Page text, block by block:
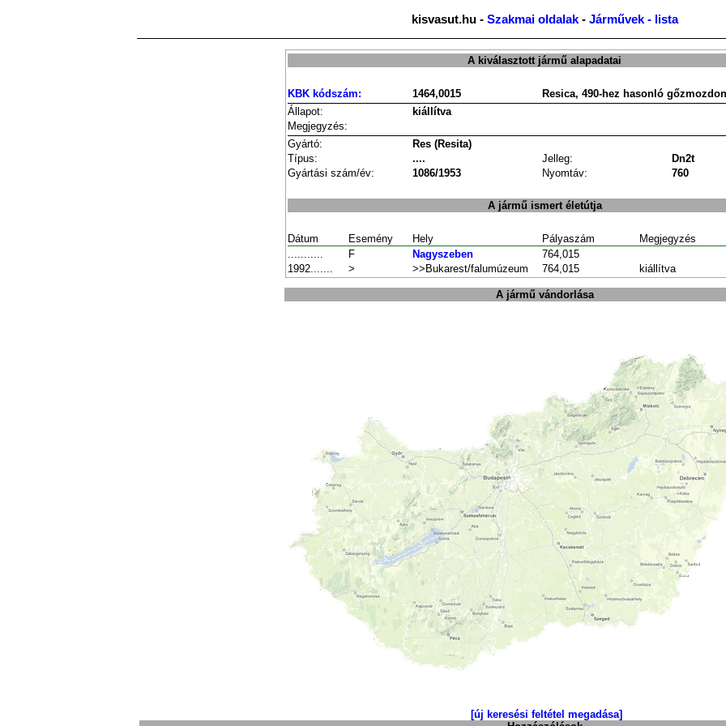
kisvasut.hu - Szakmai oldalak- Járművek - lista
A kiválasztott jármű alapadatai
KBK kódszám: 1464,0015
Resica, 490-hez hasonló
Állapot:
kiállítva
Megjegyzés:
Gyártó:
Res (Resita)
Típus:
.... Jelleg:
Dn2t
Gyártási szám/év:
1086/1953 Nyomtáv: 760
A jármű ismert életútja
Dátum Esemény Hely Pályaszám
Megjegyzés
...........
F Nagyszeben
764,015
1992.......
> >>Bukarest/falumúzeum 764,015 kiállítva
A jármű vándorlása
[új keresési feltétel megadása]